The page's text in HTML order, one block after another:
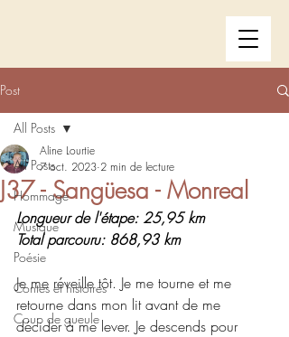
Post
All Posts
Hommage
Musique
Poésie
Contes et histoires
Coup de gueule
All Posts
J37 - Sangüesa - Monreal
Aline Lourtie
7 oct. 2023 2 min de lecture
Longueur de l'étape: 25,95 km
Total parcouru: 868,93 km
Je me réveille tôt. Je me tourne et me
retourne dans mon lit avant de me
décider à me lever. Je descends pour